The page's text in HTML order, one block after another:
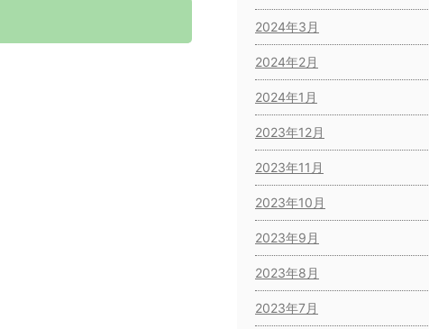
2024年3月
2024年2月
2024年1月
2023年12月
2023年11月
2023年10月
2023年9月
2023年8月
2023年7月